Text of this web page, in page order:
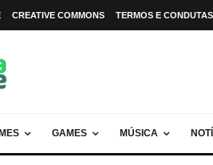
CREATIVE COMMONS TERMOS E CONDUTAS
GAMES MÚSICA